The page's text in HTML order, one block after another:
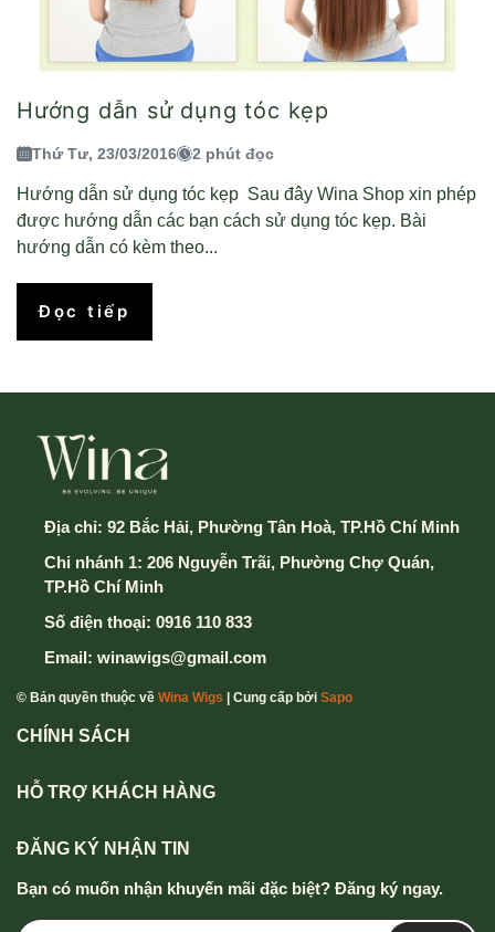
Hướng dẫn sử dụng tóc kẹp
Thứ Tư, 23/03/2016 2 phút đọc
Hướng dẫn sử dụng tóc kẹp Sau đây Wina Shop xin phép
được hướng dẫn các bạn cách sử dụng tóc kẹp. Bài
hướng dẫn có kèm theo...
Đọc tiếp
Địa chỉ: 92 Bắc Hải, Phường Tân Hoà, TP.Hồ Chí Minh
Chi nhánh 1: 206 Nguyễn Trãi, Phường Chợ Quán,
TP.Hồ Chí Minh
Số điện thoại: 0916 110 833
Email: winawigs@gmail.com
© Bản quyền thuộc về Wina Wigs | Cung cấp bởi Sapo
CHÍNH SÁCH
HỖ TRỢ KHÁCH HÀNG
ĐĂNG KÝ NHẬN TIN
Bạn có muốn nhận khuyến mãi đặc biệt? Đăng ký ngay.